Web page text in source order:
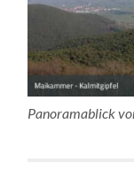
Panoramablick